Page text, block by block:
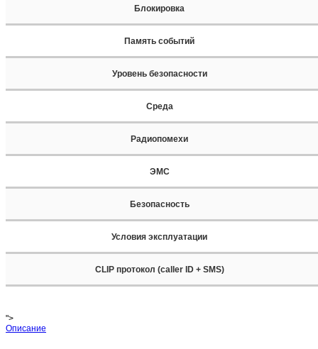
Блокировка
Память событий
Уровень безопасности
Среда
Радиопомехи
ЭМС
Безопасность
Условия эксплуатации
CLIP протокол (caller ID + SMS)
">
Описание